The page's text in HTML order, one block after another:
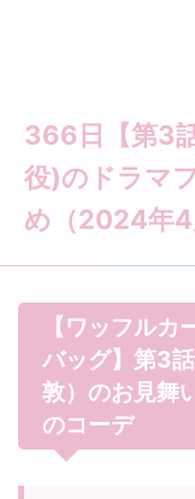
366日【第3
役)のドラマ
め（2024年4
【ワッフル
バッグ】第3
敦）のお見舞
のコーデ